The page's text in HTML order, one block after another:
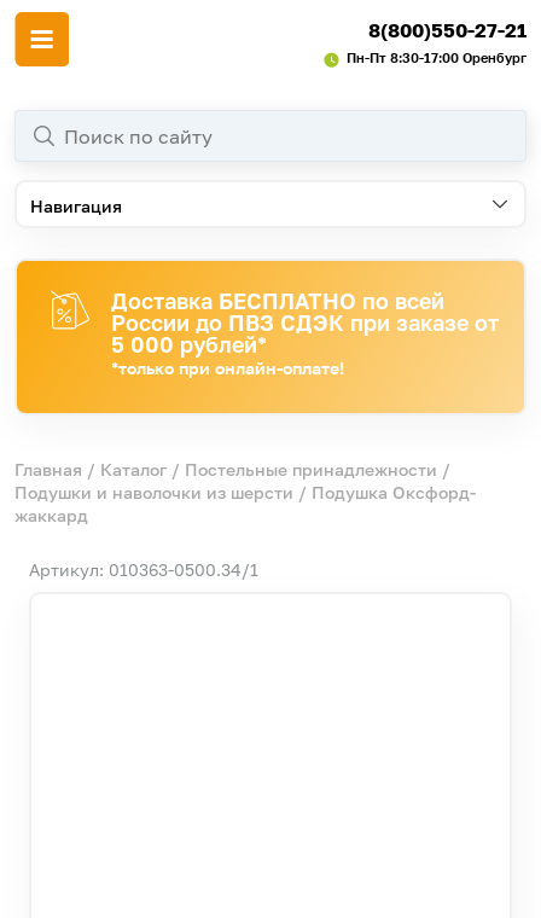
8(800)550-27-21
Пн-Пт 8:30-17:00 Оренбург
Навигация
Доставка БЕСПЛАТНО по всей
России до ПВЗ СДЭК при заказе от
5 000 рублей*
*только при онлайн-оплате!
Главная / Каталог / Постельные принадлежности /
Подушки и наволочки из шерсти / Подушка Оксфорд-
жаккард
Артикул: 010363-0500.34/1